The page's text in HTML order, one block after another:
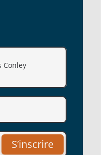
Conley
S’inscrire